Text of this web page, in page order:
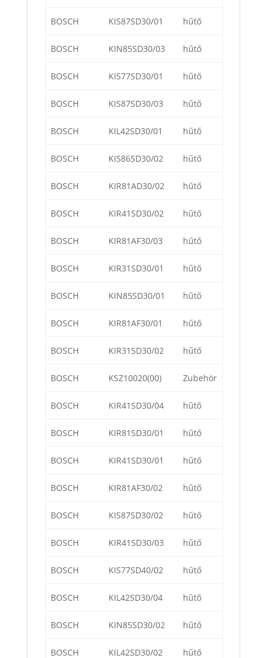
BOSCH KIS87SD30/01 hűtő
BOSCH KIN85SD30/03 hűtő
BOSCH KIS77SD30/01 hűtő
BOSCH KIS87SD30/03 hűtő
BOSCH KIL42SD30/01 hűtő
BOSCH KIS86SD30/02 hűtő
BOSCH KIR81AD30/02 hűtő
BOSCH KIR41SD30/02 hűtő
BOSCH KIR81AF30/03 hűtő
BOSCH KIR31SD30/01 hűtő
BOSCH KIN85SD30/01 hűtő
BOSCH KIR81AF30/01 hűtő
BOSCH KIR31SD30/02 hűtő
BOSCH KSZ10020(00) Zubehör
BOSCH KIR41SD30/04 hűtő
BOSCH KIR81SD30/01 hűtő
BOSCH KIR41SD30/01 hűtő
BOSCH KIR81AF30/02 hűtő
BOSCH KIS87SD30/02 hűtő
BOSCH KIR41SD30/03 hűtő
BOSCH KIS77SD40/02 hűtő
BOSCH KIL42SD30/04 hűtő
BOSCH KIN85SD30/02 hűtő
BOSCH KIL42SD30/02 hűtő